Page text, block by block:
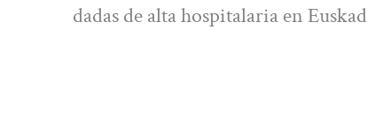
dadas de alta hospitalaria en